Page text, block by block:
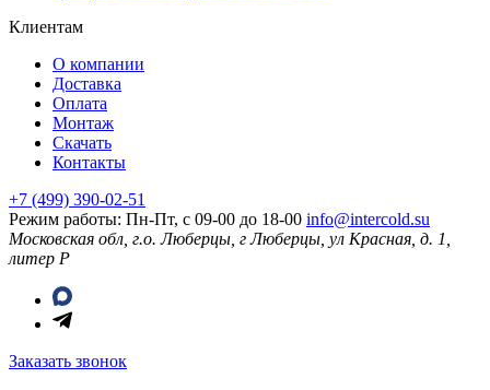
Клиентам
О компании
Доставка
Оплата
Монтаж
Скачать
Контакты
+7 (499) 390-02-51
Режим работы: Пн-Пт, с 09-00 до 18-00 info@intercold.su
Московская обл, г.о. Люберцы, г Люберцы, ул Красная, д. 1,
литер Р
Заказать звонок